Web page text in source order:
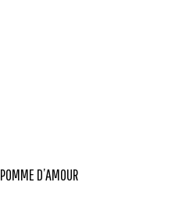
POMME D’AMOUR